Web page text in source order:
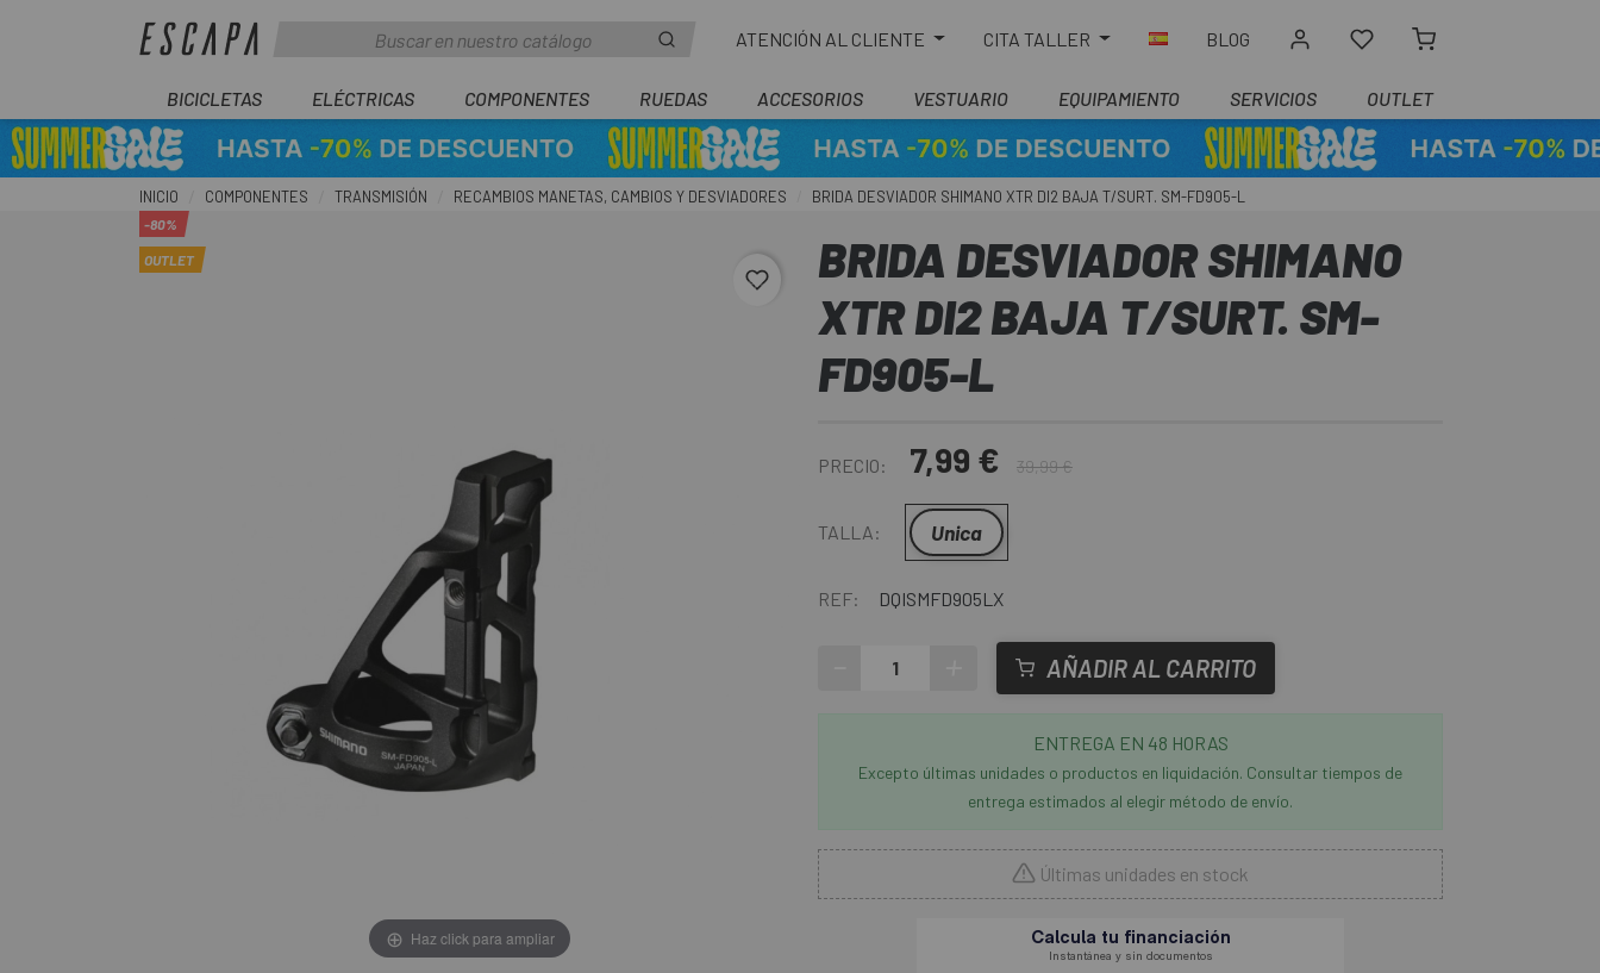
ATENCIÓN AL CLIENTE CITA TALLER BLOG
BICICLETAS ELÉCTRICAS COMPONENTES RUEDAS ACCESORIOS VESTUARIO EQUIPAMIENTO SERVICIOS OUTLET
INICIO COMPONENTES TRANSMISIÓN RECAMBIOS MANETAS, CAMBIOS Y DESVIADORES BRIDA DESVIADOR SHIMANO XTR DI2 BAJA T/SURT. SM-FD905-L
favorite_border
-80%
OUTLET
Haz click para ampliar
BRIDA DESVIADOR SHIMANO
XTR DI2 BAJA T/SURT. SM-
FD905-L
PRECIO: 7,99 € 39,99 €
TALLA: Unica
REF: DQISMFD905LX
AÑADIR AL CARRITO
ENTREGA EN 48 HORAS
Excepto últimas unidades o productos en liquidación. Consultar tiempos de
entrega estimados al elegir método de envío.
Últimas unidades en stock